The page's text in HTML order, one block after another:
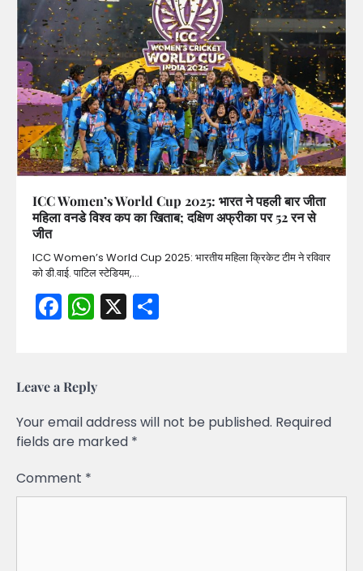
ICC Women’s World Cup 2025: भारत ने पहली बार जीता
महिला वनडे विश्व कप का खिताब; दक्षिण अफ्रीका पर 52 रन से
जीत
ICC Women’s World Cup 2025: भारतीय महिला क्रिकेट टीम ने रविवार
को डी.वाई. पाटिल स्टेडियम,…
Facebook
WhatsApp
X
Leave a Reply
Your email address will not be published. Required
fields are marked *
Comment *